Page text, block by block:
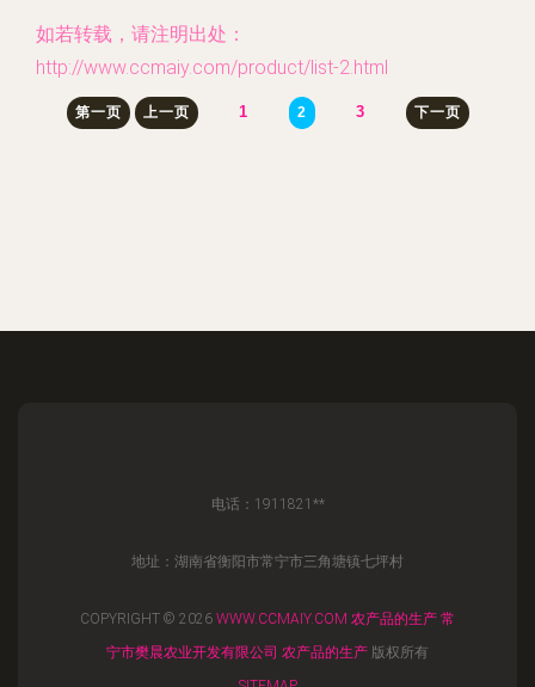
如若转载，请注明出处：
http://www.ccmaiy.com/product/list-2.html
第一页 上一页 1 2 3 下一页
电话：1911821**
地址：湖南省衡阳市常宁市三角塘镇七坪村
COPYRIGHT © 2026 WWW.CCMAIY.COM 农产品的生产 常
宁市樊晨农业开发有限公司 农产品的生产 版权所有